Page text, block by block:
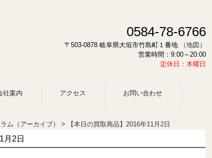
0584-78-6766
〒503-0878 岐阜県大垣市竹島町１番地
（地図）
営業時間：9:00～20:00
定休日：木曜日
社案内 アクセス お問い合わせ
ム（アーカイブ） 【本日の買取商品】2016年11月2日
月2日